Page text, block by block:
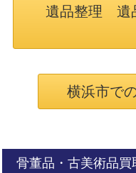
遺品整理 遺
横浜市で
骨董品・古美術品買